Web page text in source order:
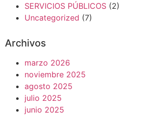
SERVICIOS PÚBLICOS (2)
Uncategorized (7)
Archivos
marzo 2026
noviembre 2025
agosto 2025
julio 2025
junio 2025